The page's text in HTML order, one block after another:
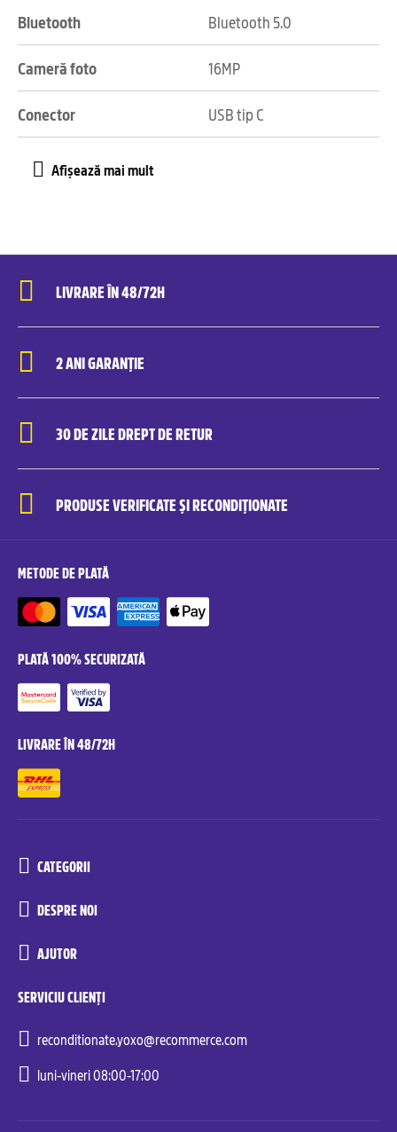
Bluetooth Bluetooth 5.0
Cameră foto 16MP
Conector USB tip C
LIVRARE ÎN 48/72H
2 ANI GARANȚIE
30 DE ZILE DREPT DE RETUR
PRODUSE VERIFICATE ȘI RECONDIȚIONATE
METODE DE PLATĂ
PLATĂ 100% SECURIZATĂ
LIVRARE ÎN 48/72H
CATEGORII
DESPRE NOI
AJUTOR
SERVICIU CLIENȚI
reconditionate.yoxo@recommerce.com
luni-vineri 08:00-17:00